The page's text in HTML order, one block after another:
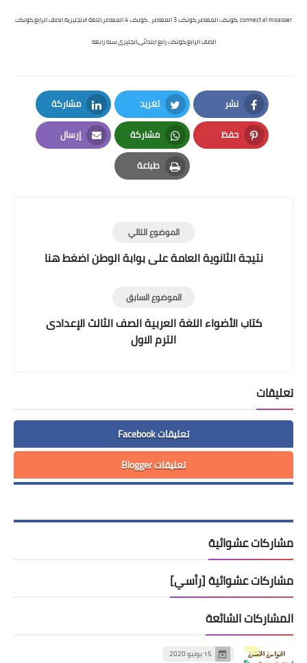
connect el moasser ,كونكت المعاصر,كونكت 3 المعاصر , كونكت 4 المعاصر,اللغة الانجليزية الصف الرابع,كونكت
الصف الرابع,كونكت رابع ابتدائى,انجليزى سنه رابعه
نشر
Facebook
تغريد
Twitter
مشاركة
LinkedIn
حفظ
Pinterest
مشاركة
Whatsapp
إرسال
Email
طباعة
Print
الموضوع التالي
نتيجة الثانوية العامة على بوابة الوطن اضغط هنا
الموضوع السابق
كتاب الأضواء اللغة العربية الصف الثالث الإعدادى
الترم الاول
تعليقات
تعليقات Facebook
تعليقات Blogger
مشاركات عشوائية
مشاركات عشوائية [رأسي]
المشاركات الشائعة
15 يونيو 2020